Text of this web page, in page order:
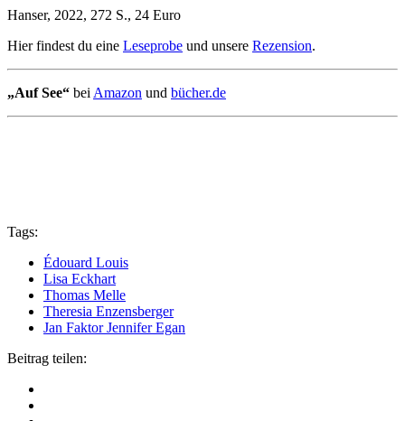
Hanser, 2022, 272 S., 24 Euro
Hier findest du eine Leseprobe und unsere Rezension.
„Auf See“ bei Amazon und bücher.de
Tags:
Édouard Louis
Lisa Eckhart
Thomas Melle
Theresia Enzensberger
Jan Faktor Jennifer Egan
Beitrag teilen: